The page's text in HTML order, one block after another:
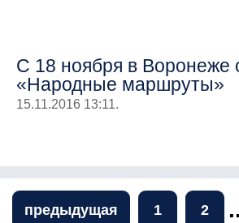
С 18 ноября в Воронеже
«Народные маршруты»
15.11.2016 13:11.
предыдущая 1 2